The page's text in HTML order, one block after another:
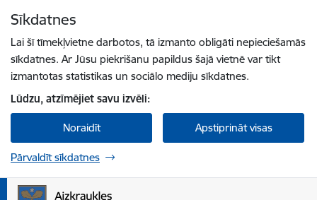
Sīkdatnes
Lai šī tīmekļvietne darbotos, tā izmanto obligāti nepieciešamās
sīkdatnes. Ar Jūsu piekrišanu papildus šajā vietnē var tikt
izmantotas statistikas un sociālo mediju sīkdatnes.
Lūdzu, atzīmējiet savu izvēli:
Noraidīt Apstiprināt visas
Pārvaldīt sīkdatnes